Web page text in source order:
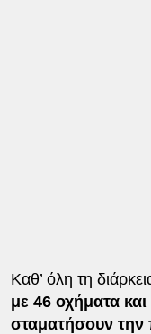
Καθ’ όλη τη
με 46 οχήματα
σταματήσουν την